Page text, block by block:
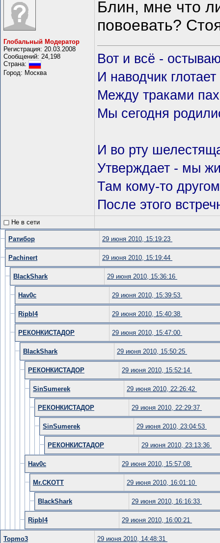
Глобальный Модератор
Регистрация: 20.03.2008
Сообщений: 24,198
Страна:
Город: Москва
Блин, мне что
повоевать?
Вот и всё -
И наводчик
Между траками
Мы сегодня
И во рту
Утверждает - мы
Там кому-то
После этого
Не в сети
Ратибор 29 июня 2010, 15:19:23
Pachinert 29 июня 2010, 15:19:44
BlackShark 29 июня 2010, 15:36:16
Hav0c 29 июня 2010, 15:39:53
Ripbl4 29 июня 2010, 15:40:38
РЕКОНКИСТАДОР 29 июня 2010, 15:47:00
BlackShark 29 июня 2010, 15:50:25
РЕКОНКИСТАДОР 29 июня 2010, 15:52:14
SinSumerek 29 июня 2010, 22:26:42
РЕКОНКИСТАДОР 29 июня 2010, 22:29:37
SinSumerek 29 июня 2010, 23:04:53
РЕКОНКИСТАДОР 29 июня 2010, 23:13:36
Hav0c 29 июня 2010, 15:57:08
Mr.CKOTT 29 июня 2010, 16:01:10
BlackShark 29 июня 2010, 16:16:33
Ripbl4 29 июня 2010, 16:00:21
Topmo3 29 июня 2010, 14:48:31